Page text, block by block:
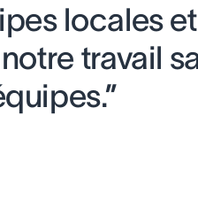
locales
travail